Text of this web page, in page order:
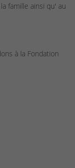
famille ainsi qu' au
à la Fondation